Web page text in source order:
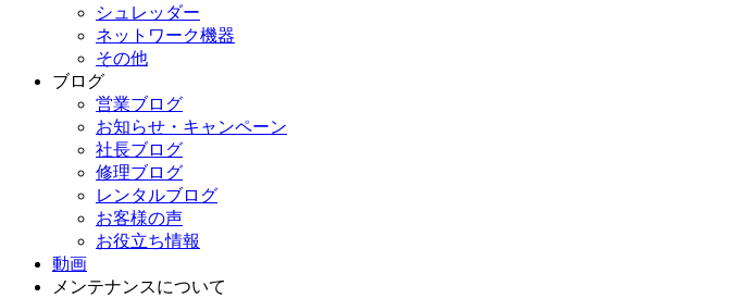
シュレッダー
ネットワーク機器
その他
ブログ
営業ブログ
お知らせ・キャンペーン
社長ブログ
修理ブログ
レンタルブログ
お客様の声
お役立ち情報
動画
メンテナンスについて